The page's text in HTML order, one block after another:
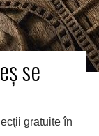
se
gratuite în